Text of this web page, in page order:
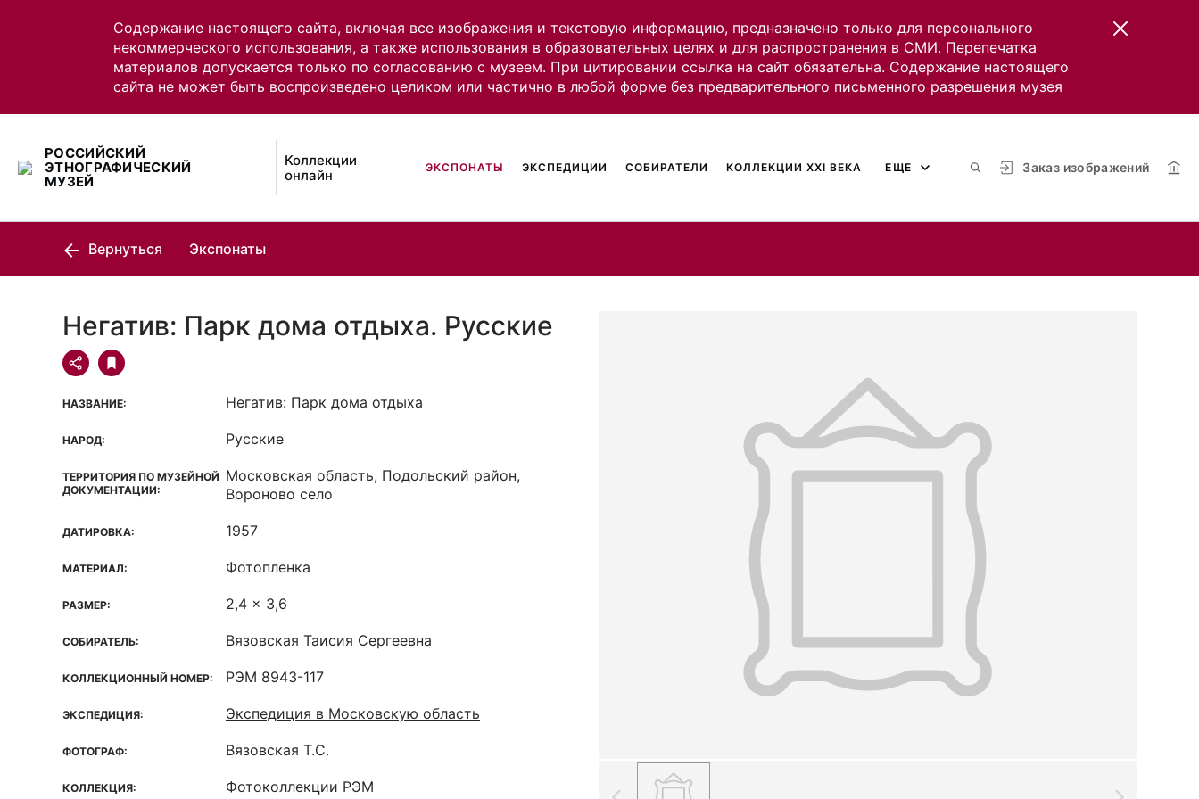
Содержание настоящего сайта, включая все изображения и текстовую информацию, предназначено только для персонального
некоммерческого использования, а также использования в образовательных целях и для распространения в СМИ. Перепечатка
материалов допускается только по согласованию с музеем. При цитировании ссылка на сайт обязательна. Содержание настоящего
сайта не может быть воспроизведено целиком или частично в любой форме без предварительного письменного разрешения музея
РОССИЙСКИЙ
ЭТНОГРАФИЧЕСКИЙ
МУЗЕЙ
Коллекции
онлайн
Заказ изображений
ЭКСПОНАТЫ ЭКСПЕДИЦИИ СОБИРАТЕЛИ КОЛЛЕКЦИИ XXI ВЕКА ЕЩЕ
Вернуться Экспонаты
Негатив: Парк дома отдыха. Русские
НАЗВАНИЕ: Негатив: Парк дома отдыха
НАРОД: Русские
ТЕРРИТОРИЯ ПО МУЗЕЙНОЙ
ДОКУМЕНТАЦИИ:
Московская область, Подольский район,
Вороново село
ДАТИРОВКА: 1957
МАТЕРИАЛ: Фотопленка
РАЗМЕР: 2,4 x 3,6
СОБИРАТЕЛЬ: Вязовская Таисия Сергеевна
КОЛЛЕКЦИОННЫЙ НОМЕР: РЭМ 8943-117
ЭКСПЕДИЦИЯ: Экспедиция в Московскую область
ФОТОГРАФ: Вязовская Т.С.
КОЛЛЕКЦИЯ: Фотоколлекции РЭМ